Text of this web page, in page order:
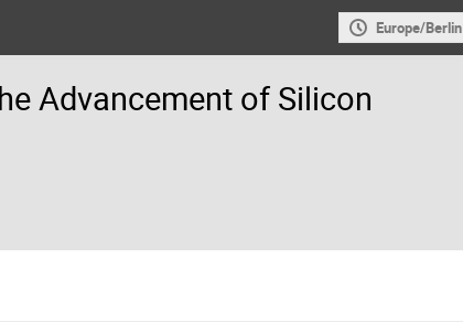
Europe/Berlin
Advancement of Silicon